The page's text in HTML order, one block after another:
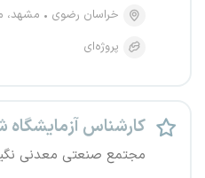
خراسان رضوی
مشهد، منطقه
پروژه‌ای
کارشناس
مجتمع صنعتی معدنی